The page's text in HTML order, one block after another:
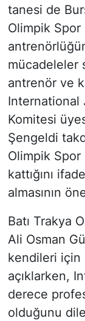
tanesi de
Olimpik
mücadeleler
antrenör ve
International
Komitesi
Şengeldi
Olimpik Spor
kattığını
almasının
Batı Trakya
Ali Osman
kendileri için
açıklarken,
derece
olduğunu